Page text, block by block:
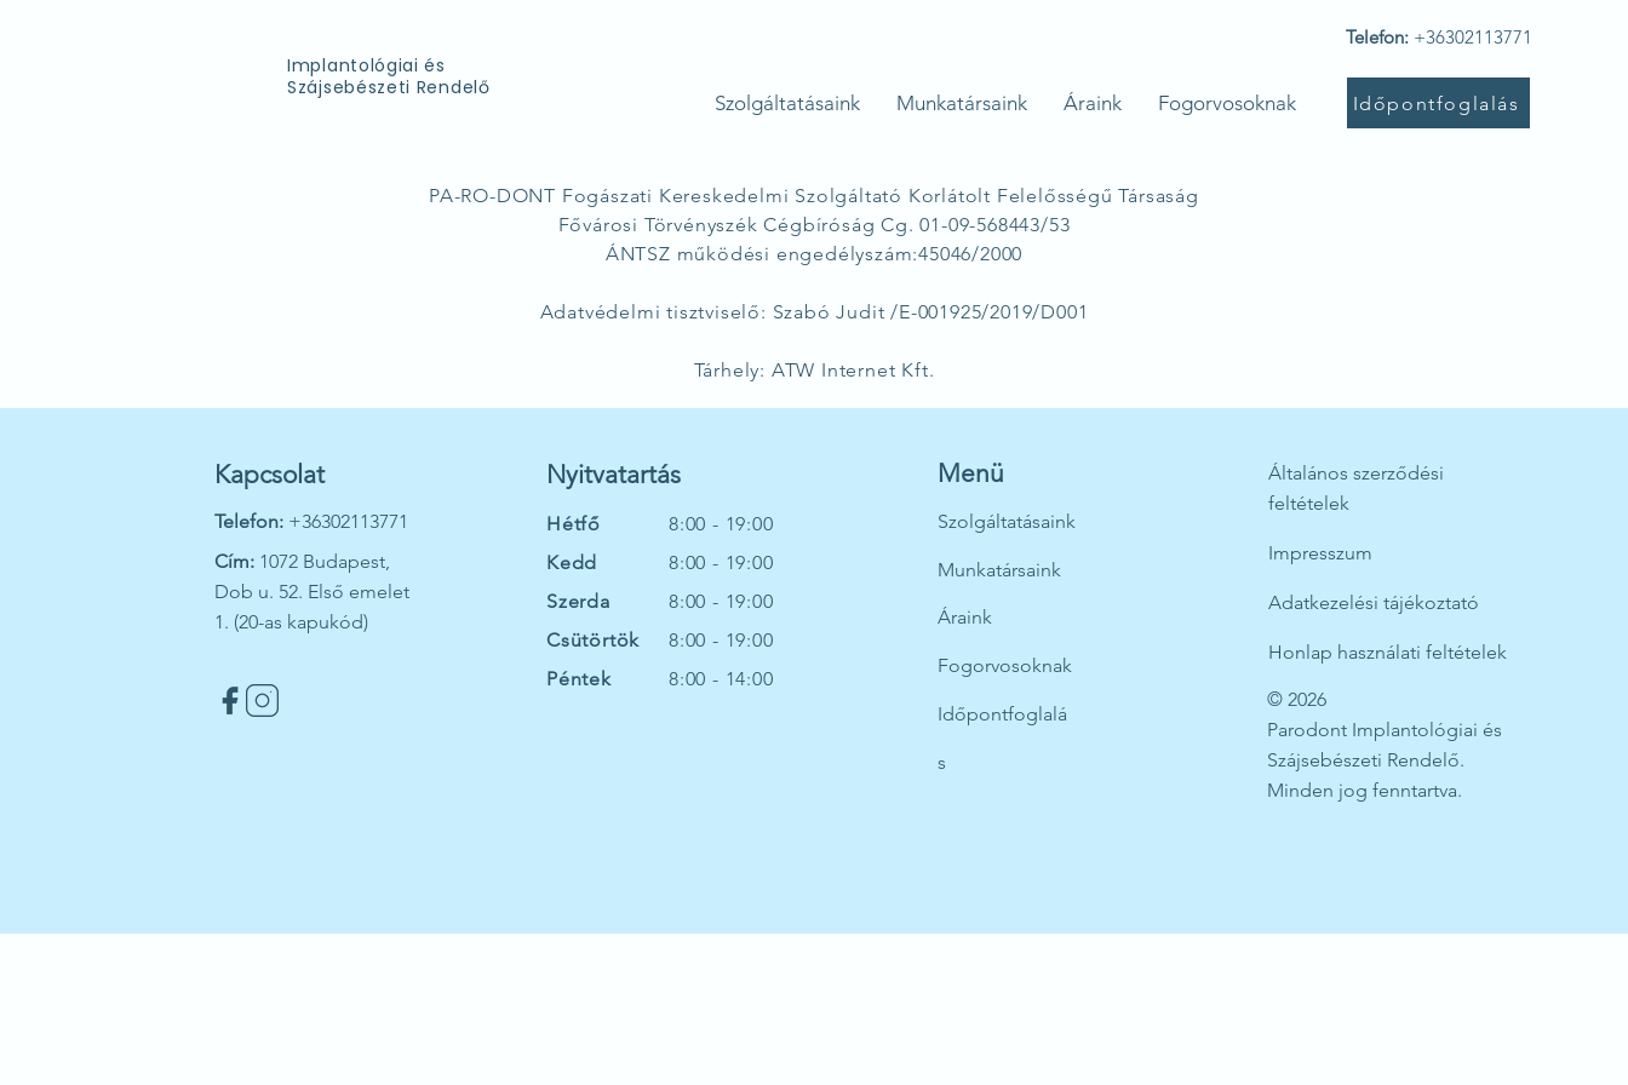
Implantológiai és
Szájsebészeti Rendelő
Telefon: +36302113771
Szolgáltatásaink Munkatársaink Áraink Fogorvosoknak Időpontfoglalás
PA-RO-DONT Fogászati Kereskedelmi Szolgáltató Korlátolt Felelősségű Társaság
Fővárosi Törvényszék Cégbíróság Cg. 01-09-568443/53
ÁNTSZ működési engedélyszám:45046/2000
Adatvédelmi tisztviselő: Szabó Judit /E-001925/2019/D001
Tárhely: ATW Internet Kft.
Kapcsolat
Telefon: +36302113771
Cím: 1072 Budapest,
Dob u. 52. Első emelet
1. (20-as kapukód)
Nyitvatartás
Hétfő
Kedd
Szerda
Csütörtök
Péntek
8:00 - 19:00
8:00 - 19:00
8:00 - 19:00
8:00 - 19:00
8:00 - 14:00
Menü
Szolgáltatásaink
Munkatársaink
Áraink
Fogorvosoknak
Időpontfoglalá
s
Általános szerződési
feltételek
Impresszum
Adatkezelési tájékoztató
Honlap használati feltételek
© 2026
Parodont Implantológiai és
Szájsebészeti Rendelő.
Minden jog fenntartva.